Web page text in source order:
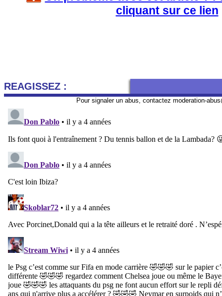
cliquant sur ce lien
REAGISSEZ :
Pour signaler un abus, contactez moderation-